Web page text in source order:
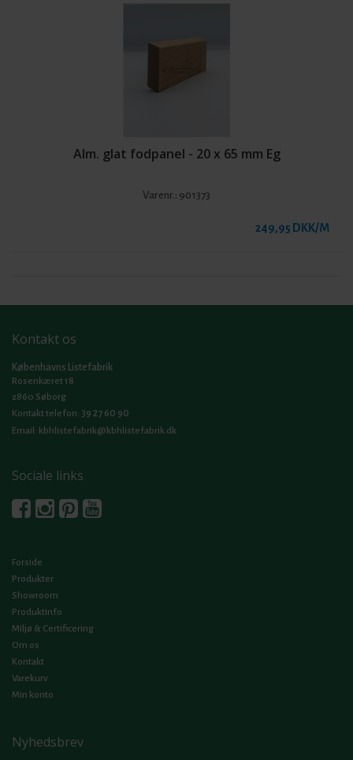
Alm. glat fodpanel - 20 x 65 mm Eg
Varenr.: 901373
249,95 DKK/M
Kontakt os
Københavns Listefabrik
Rosenkæret 18
2860 Søborg
Kontakt telefon: 39 27 60 90
Email: kbhlistefabrik@kbhlistefabrik.dk
Sociale links
Forside
Produkter
Showroom
Produktinfo
Miljø & Certificering
Om os
Kontakt
Varekurv
Min konto
Nyhedsbrev